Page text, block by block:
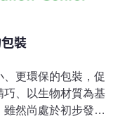
裝
更環保的包裝，促
、以生物材質為基
然尚處於初步發